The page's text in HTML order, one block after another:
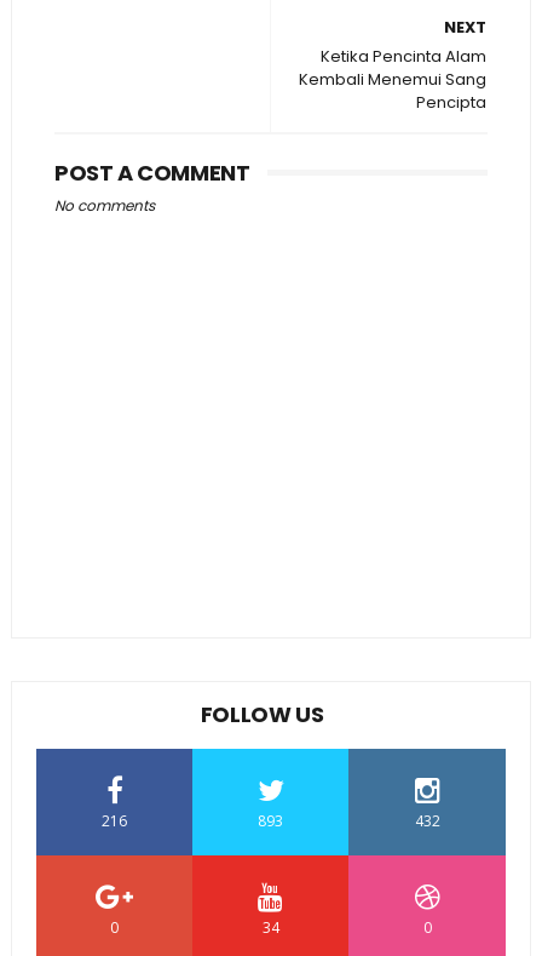
NEXT
Ketika Pencinta Alam
Kembali Menemui Sang
Pencipta
POST A COMMENT
No comments
FOLLOW US
216 893 432
0 34 0